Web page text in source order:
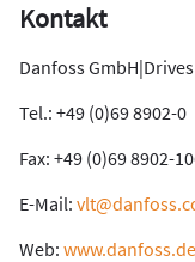
Kontakt
Danfoss GmbH|Drives
Tel.: +49 (0)69 8902-0
Fax: +49 (0)69 8902-
E-Mail:
Web: